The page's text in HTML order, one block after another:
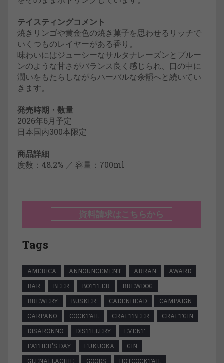
テイスティングコメント
焼きリンゴや黄金色の焼き菓子を思わせるリッチで
いくつものレイヤーがある香り。
味わいにはジューシーなサルタナレーズンとプルー
ンのような甘さがバランス良く感じられ、口の中に
潤いをもたらしながらハーバルな余韻へと続いてい
きます。
発売時期・数量
2026年6月予定
日本国内300本限定
商品詳細
度数：48.2% ／ 容量：700ml
資料請求はこちらから
Tags
AMERICA ANNOUNCEMENT ARRAN
AWARD
BAR
BEER BOTTLER
BREWDOG
BREWERY
BUSKER CADENHEAD
CAMPAIGN
CARPANO
COCKTAIL CRAFTBEER
CRAFTGIN
DISARONNO
DISTILLERY
EVENT
FATHER'S DAY
FUKUOKA
GIN
GLENALLACHIE
GOODS
HOTCOCKTAIL